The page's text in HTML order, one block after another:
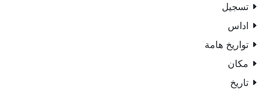
تسجيل
اداس
تواريخ هامة
مكان
تاريخ